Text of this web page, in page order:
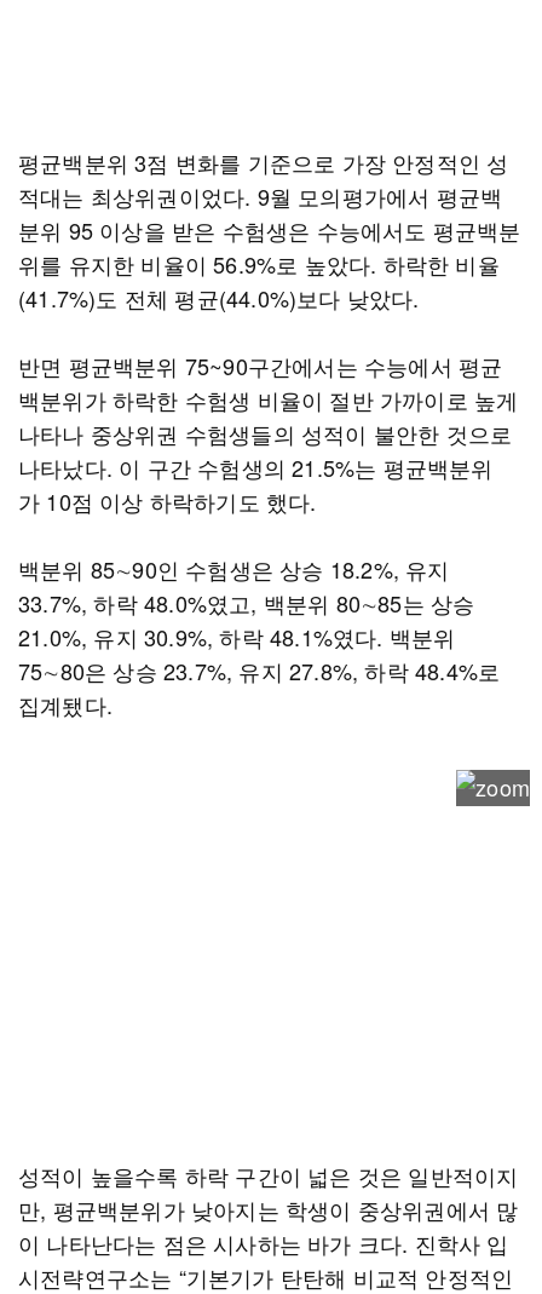
평균백분위 3점 변화를 기준으로 가장 안정적인 성
적대는 최상위권이었다. 9월 모의평가에서 평균백
분위 95 이상을 받은 수험생은 수능에서도 평균백분
위를 유지한 비율이 56.9%로 높았다. 하락한 비율
(41.7%)도 전체 평균(44.0%)보다 낮았다.
반면 평균백분위 75~90구간에서는 수능에서 평균
백분위가 하락한 수험생 비율이 절반 가까이로 높게
나타나 중상위권 수험생들의 성적이 불안한 것으로
나타났다. 이 구간 수험생의 21.5%는 평균백분위
가 10점 이상 하락하기도 했다.
백분위 85∼90인 수험생은 상승 18.2%, 유지
33.7%, 하락 48.0%였고, 백분위 80∼85는 상승
21.0%, 유지 30.9%, 하락 48.1%였다. 백분위
75∼80은 상승 23.7%, 유지 27.8%, 하락 48.4%로
집계됐다.
성적이 높을수록 하락 구간이 넓은 것은 일반적이지
만, 평균백분위가 낮아지는 학생이 중상위권에서 많
이 나타난다는 점은 시사하는 바가 크다. 진학사 입
시전략연구소는 “기본기가 탄탄해 비교적 안정적인